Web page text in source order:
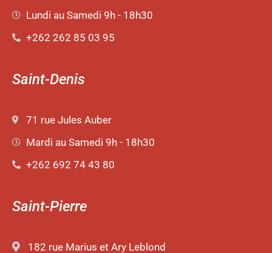
Lundi au Samedi 9h - 18h30
+262 262 85 03 95
Saint-Denis
71 rue Jules Auber
Mardi au Samedi 9h - 18h30
+262 692 74 43 80
Saint-Pierre
182 rue Marius et Ary Leblond